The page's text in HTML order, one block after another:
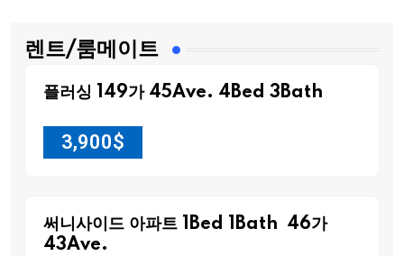
렌트/룸메이트
플러싱 149가 45Ave. 4Bed 3Bath
3,900$
써니사이드 아파트 1Bed 1Bath 46가
43Ave.